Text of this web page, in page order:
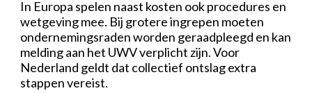
In Europa spelen naast kosten ook procedures en
wetgeving mee. Bij grotere ingrepen moeten
ondernemingsraden worden geraadpleegd en kan
melding aan het UWV verplicht zijn. Voor
Nederland geldt dat collectief ontslag extra
stappen vereist.